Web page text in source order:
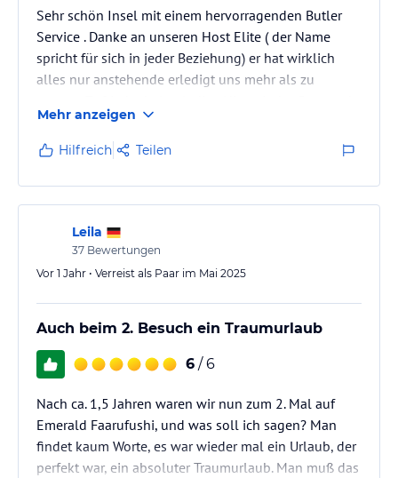
Sehr schön Insel mit einem hervorragenden Butler
Service . Danke an unseren Host Elite ( der Name
spricht für sich in jeder Beziehung) er hat wirklich
alles nur anstehende erledigt uns mehr als zu
als Gast behandelt. Der Service beim Essen gerade
wenn man etwas pingelig ist ist hervorragend, wenn
nichts passendes dabei war wurde es halt zubereitet.
Mehr anzeigen
Hilfreich Teilen
Leila
37 Bewertungen
Vor 1 Jahr • Verreist als Paar im Mai 2025
Auch beim 2. Besuch ein Traumurlaub
6 / 6
Nach ca. 1,5 Jahren waren wir nun zum 2. Mal auf
Emerald Faarufushi, und was soll ich sagen? Man
findet kaum Worte, es war wieder mal ein Urlaub, der
perfekt war, ein absoluter Traumurlaub. Man muß das